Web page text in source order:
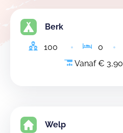
Berk
100 0
Vanaf € 3,90
Welp